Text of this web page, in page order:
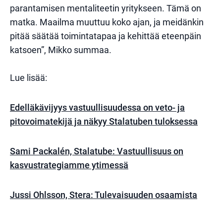
parantamisen mentaliteetin yritykseen. Tämä on
matka. Maailma muuttuu koko ajan, ja meidänkin
pitää säätää toimintatapaa ja kehittää eteenpäin
katsoen”, Mikko summaa.
Lue lisää:
Edelläkävijyys vastuullisuudessa on veto- ja
pitovoimatekijä ja näkyy Stalatuben tuloksessa
Sami Packalén, Stalatube: Vastuullisuus on
kasvustrategiamme ytimessä
Jussi Ohlsson, Stera: Tulevaisuuden osaamista